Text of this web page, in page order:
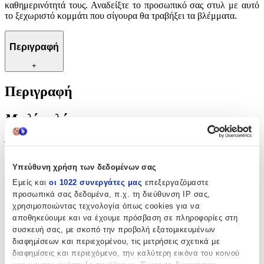
Υπεύθυνη χρήση των δεδομένων σας
Εμείς και οι 1022 συνεργάτες μας επεξεργαζόμαστε
προσωπικά σας δεδομένα, π.χ. τη διεύθυνση IP σας,
χρησιμοποιώντας τεχνολογία όπως cookies για να
αποθηκεύουμε και να έχουμε πρόσβαση σε πληροφορίες στη
συσκευή σας, με σκοπό την προβολή εξατομικευμένων
διαφημίσεων και περιεχομένου, τις μετρήσεις σχετικά με
διαφημίσεις και περιεχόμενο, την καλύτερη εικόνα του κοινού
καθημερινότητά τους. Αναδείξτε το προσωπικό σας στυλ με αυτό
το ξεχωριστό κομμάτι που σίγουρα θα τραβήξει τα βλέμματα.
Περιγραφή
+
Περιγραφή
Με λίγα λόγια...
Ένα μοναδικό αξεσουάρ για τους λάτρεις του Kirby, το μπρελόκ
Με το χαρακτηριστικό σπαθί του Kirby, προσθέτει μια δόση
Ιδανικό για όσους θέλουν να εκφράσουν την αγάπη τους για τον
αγαπημένο τους χαρακτήρα, ενώ παράλληλα διατηρούν τα κλειδιά
τους οργανωμένα και εύκολα προσβάσιμα. Κατασκευασμένο με
προσοχή στη λεπτομέρεια, το μπρελόκ αυτό είναι ανθεκτικό και
ελαφρύ, καθιστώντας το ιδανικό για καθημερινή χρήση. Ένα τέλειο
δώρο για φίλους και συγγενείς που μοιράζονται την ίδια αγάπη για
τον Kirby, προσφέροντας μια μικρή δόση χαράς και χρώματος στην
καθημερινότητά τους. Αναδείξτε το προσωπικό σας στυλ με αυτό